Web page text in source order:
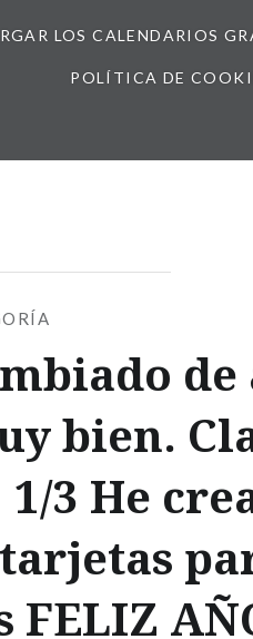
LOS CALENDARIOS
POLÍTICA DE
de
bien.
1/3 He
FELIZ